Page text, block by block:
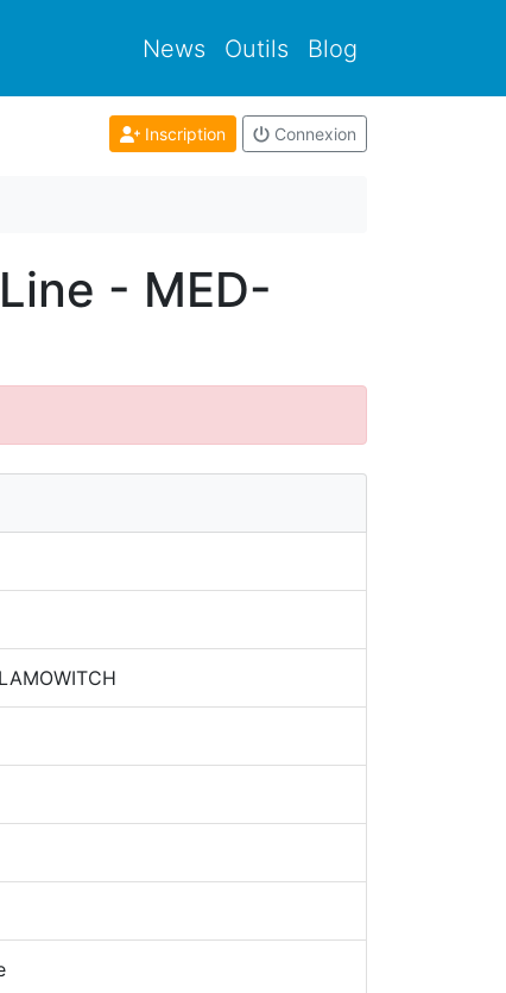
News Outils Blog
Inscription Connexion
- MED-